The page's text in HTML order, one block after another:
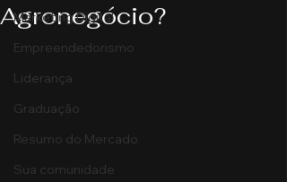
Marketing Digital
Empreendedorismo
Liderança
Graduação
Resumo do Mercado
Sua comunidade
Agronegócio?